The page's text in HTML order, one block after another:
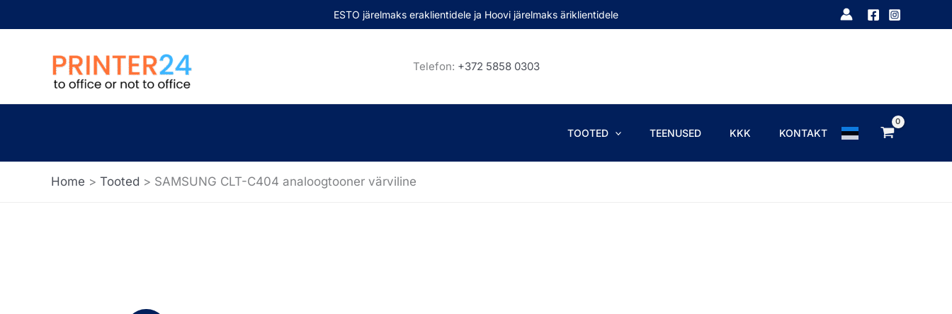
to
ESTO järelmaks eraklientidele ja Hoovi järelmaks äriklientidele
Telefon: +372 5858 0303
TOOTED TEENUSED KKK KONTAKT
Home Tooted SAMSUNG CLT-C404 analoogtooner värviline